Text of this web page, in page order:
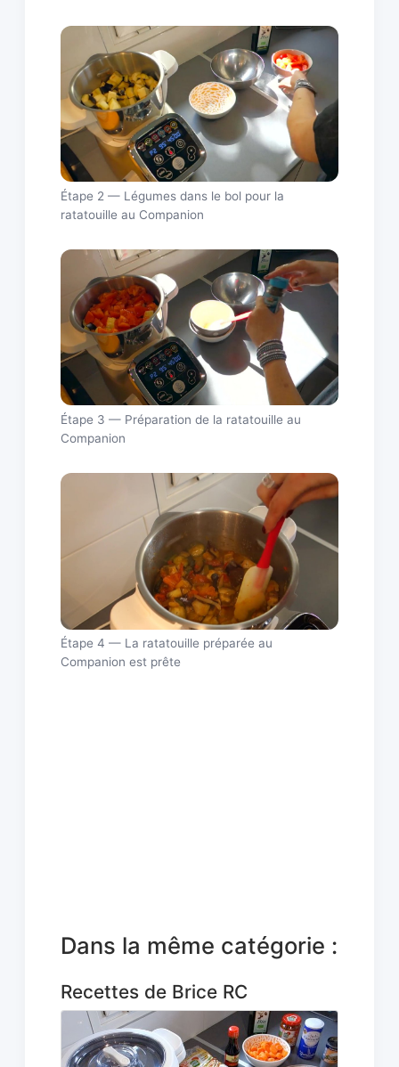
Étape 2 — Légumes dans le bol pour la
ratatouille au Companion
Étape 3 — Préparation de la ratatouille au
Companion
Étape 4 — La ratatouille préparée au
Companion est prête
Dans la même catégorie :
Recettes de Brice RC